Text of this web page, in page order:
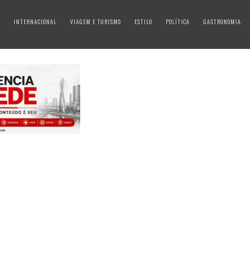
INTERNACIONAL VIAGEM E TURISMO ESTILO POLÍTICA GASTRONOMIA